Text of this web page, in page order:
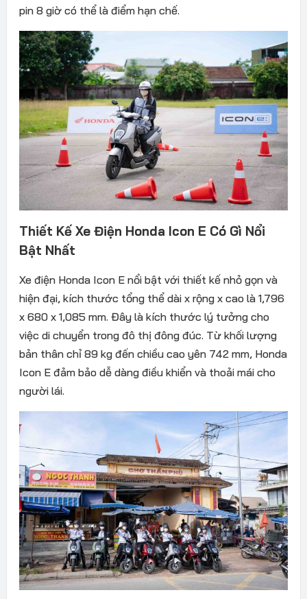
pin 8 giờ có thể là điểm hạn chế.
Thiết Kế Xe Điện Honda Icon E Có Gì Nổi
Bật Nhất
Xe điện Honda Icon E nổi bật với thiết kế nhỏ gọn và
hiện đại, kích thước tổng thể dài x rộng x cao là 1,796
x 680 x 1,085 mm. Đây là kích thước lý tưởng cho
việc di chuyển trong đô thị đông đúc. Từ khối lượng
bản thân chỉ 89 kg đến chiều cao yên 742 mm, Honda
Icon E đảm bảo dễ dàng điều khiển và thoải mái cho
người lái.